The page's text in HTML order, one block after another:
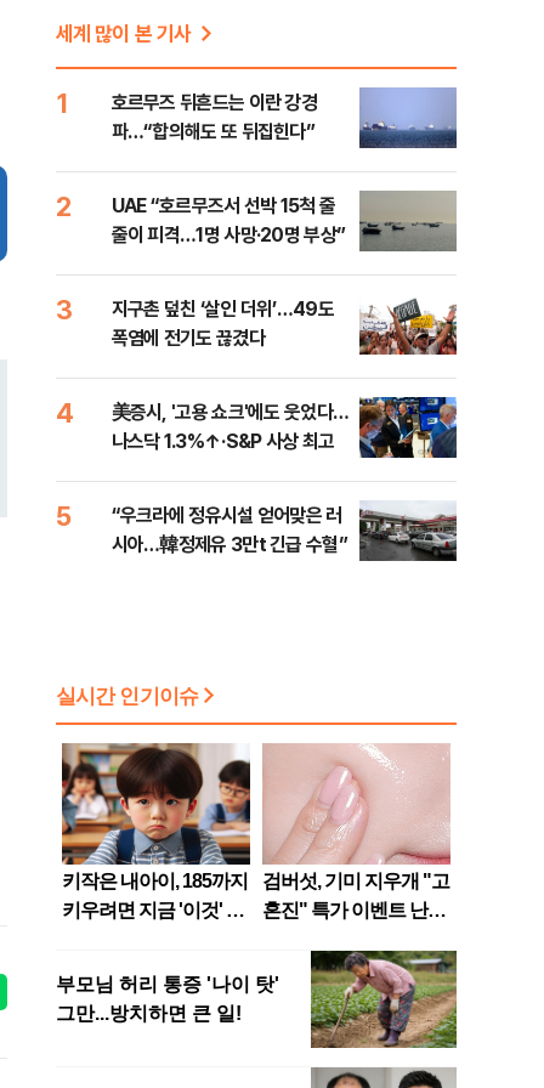
세계 많이 본 기사
1
호르무즈 뒤흔드는 이란 강경
파…“합의해도 또 뒤집힌다”
2
UAE “호르무즈서 선박 15척 줄
줄이 피격…1명 사망·20명 부상”
3
지구촌 덮친 ‘살인 더위’…49도
폭염에 전기도 끊겼다
4
美증시, '고용 쇼크'에도 웃었다…
나스닥 1.3%↑·S&P 사상 최고
5
“우크라에 정유시설 얻어맞은 러
시아…韓정제유 3만t 긴급 수혈”